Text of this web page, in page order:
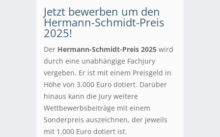
Jetzt bewerben um den
Hermann-Schmidt-Preis
2025!
Der Hermann-Schmidt-Preis 2025 wird
durch eine unabhängige Fachjury
vergeben. Er ist mit einem Preisgeld in
Höhe von 3.000 Euro dotiert. Darüber
hinaus kann die Jury weitere
Wettbewerbsbeiträge mit einem
Sonderpreis auszeichnen, der jeweils
mit 1.000 Euro dotiert ist.